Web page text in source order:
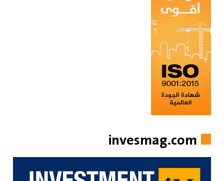
invesmag.com